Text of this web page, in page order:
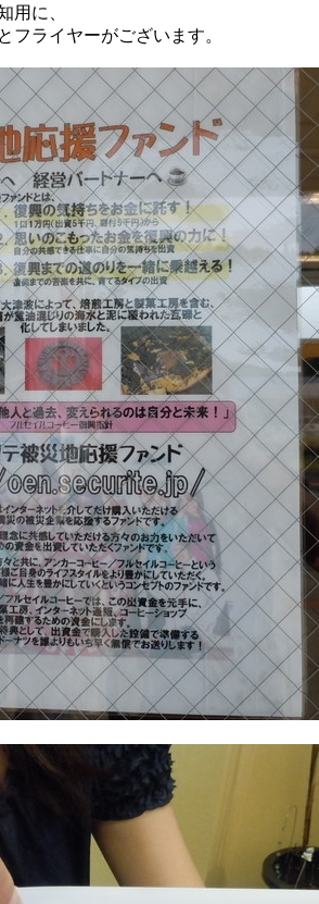
用に、
フライヤーがございます。